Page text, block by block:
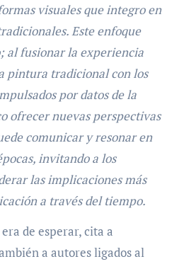
visuales que integro en
Este enfoque
al fusionar la experiencia
pintura tradicional con los
por datos de la
ofrecer nuevas perspectivas
comunicar y resonar en
invitando a los
las implicaciones más
a través del tiempo.
de esperar, cita a
a autores ligados al